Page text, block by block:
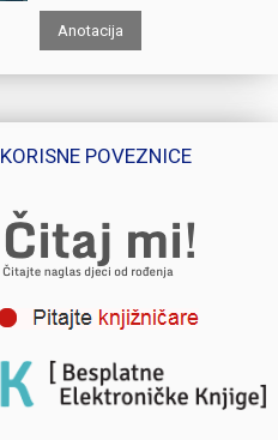
Anotacija
KORISNE POVEZNICE